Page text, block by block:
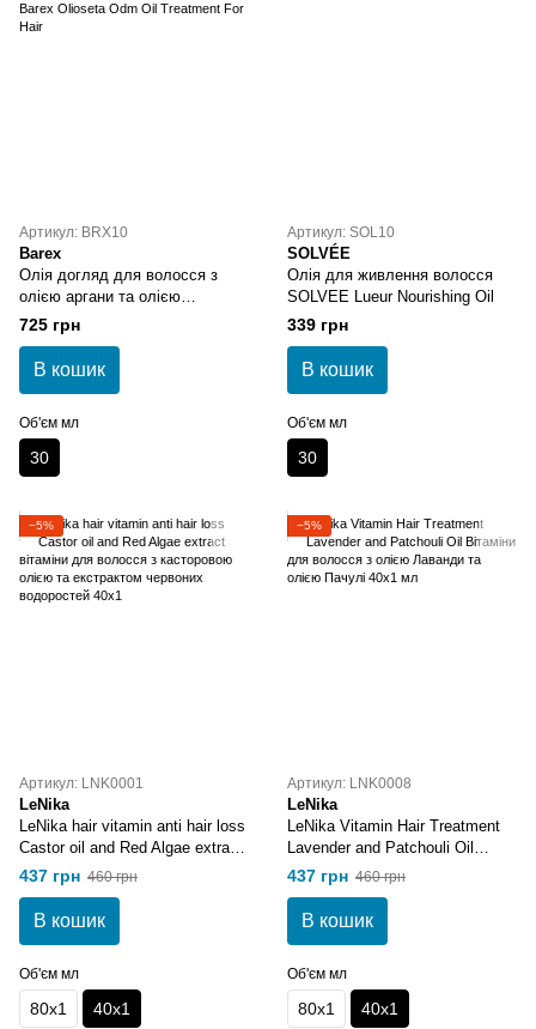
Артикул: BRX10
Barex
Олія догляд для волосся з
олією аргани та олією
насінням льону Barex Olioseta
Odm Oil Treatment For Hair
725 грн
В кошик
Об'єм мл
30
Артикул: SOL10
SOLVÉE
Олія для живлення волосся
SOLVEE Lueur Nourishing Oil
339 грн
В кошик
Об'єм мл
30
−5%
Артикул: LNK0001
LeNika
LeNika hair vitamin anti hair loss
Castor oil and Red Algae extract
вітаміни для волосся з
касторовою олією та
екстрактом червоних
437 грн 460 грн
В кошик
Об'єм мл
80х1 40х1
−5%
Артикул: LNK0008
LeNika
LeNika Vitamin Hair Treatment
Lavender and Patchouli Oil
Вітаміни для волосся з олією
Лаванди та олією Пачулі 40х1
мл
437 грн 460 грн
В кошик
Об'єм мл
80х1 40х1